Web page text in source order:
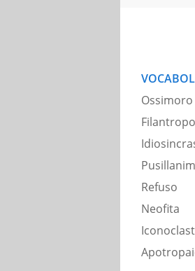
Ossimoro
Filantropo
Refuso
Neofita